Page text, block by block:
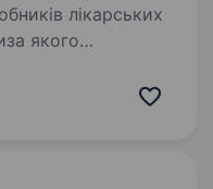
лікарських
якого